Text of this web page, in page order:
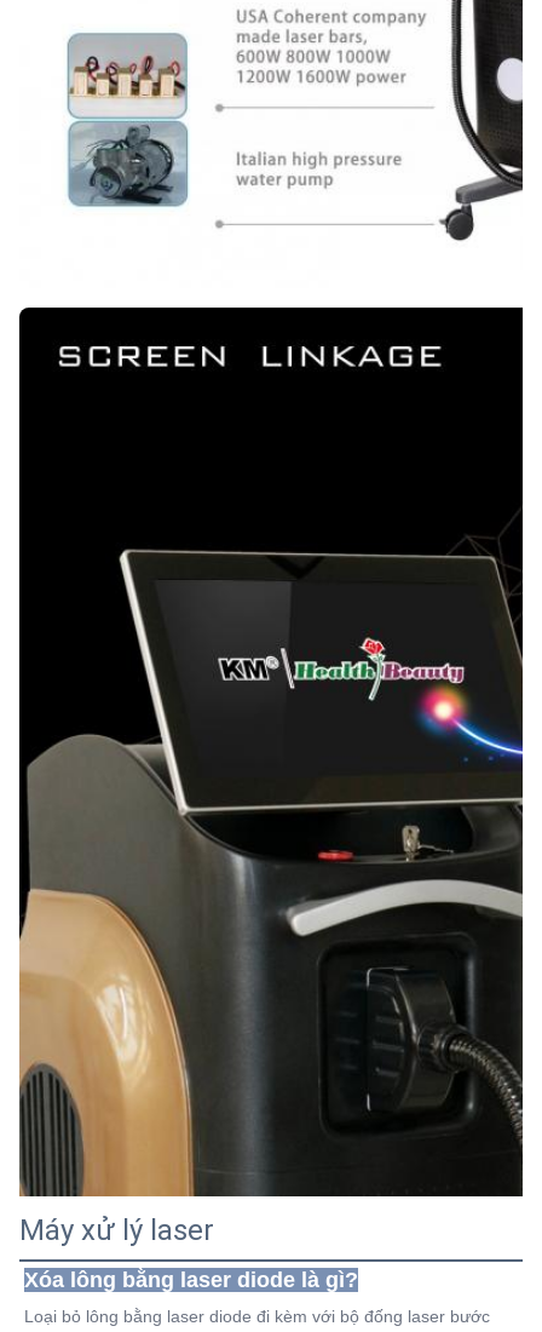
Máy xử lý laser
Xóa lông bằng laser diode là gì?
Loại bỏ lông bằng laser diode đi kèm với bộ đống laser bước